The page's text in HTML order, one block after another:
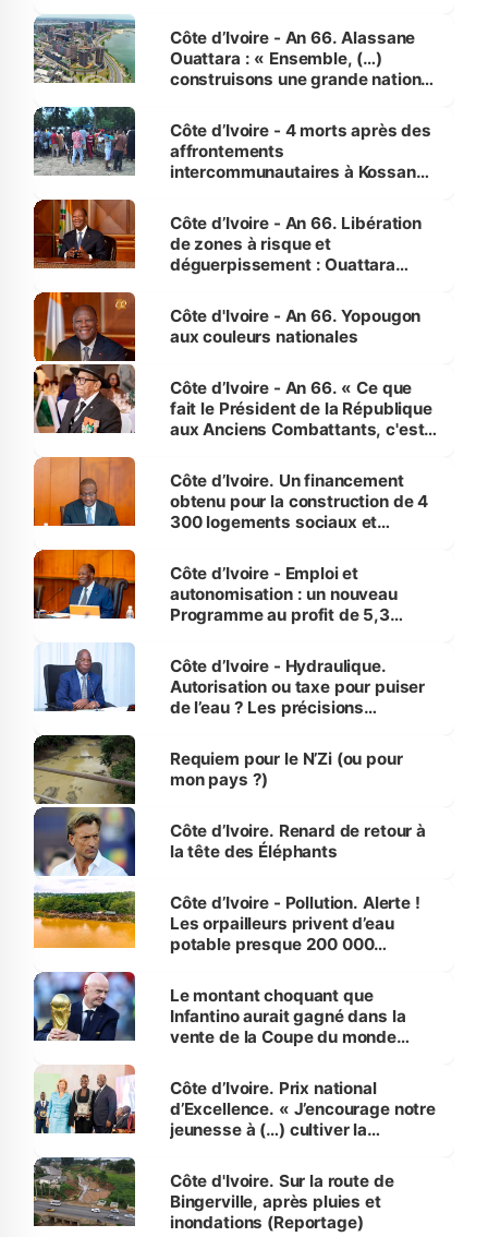
enfants
Côte d’Ivoire - An 66. Alassane
Ouattara : « Ensemble, (…)
construisons une grande nation
générations futures »
Côte d’Ivoire - 4 morts après des
affrontements
intercommunautaires à Kossandji
milieu des sinistrés
Côte d’Ivoire - An 66. Libération
de zones à risque et
déguerpissement : Ouattara
l'Etat de droit pour préserver les
vies humaines »
Côte d'Ivoire - An 66. Yopougon
aux couleurs nationales
Côte d’Ivoire - An 66. « Ce que
fait le Président de la République
aux Anciens Combattants, c'est
Côte d’Ivoire. Un financement
obtenu pour la construction de 4
300 logements sociaux et
et Yamoussoukro
Côte d’Ivoire - Emploi et
autonomisation : un nouveau
Programme au profit de 5,3
Côte d’Ivoire - Hydraulique.
Autorisation ou taxe pour puiser
de l’eau ? Les précisions
Requiem pour le N’Zi (ou pour
mon pays ?)
Côte d’Ivoire. Renard de retour à
la tête des Éléphants
Côte d’Ivoire - Pollution. Alerte !
Les orpailleurs privent d’eau
potable presque 200 000
Le montant choquant que
Infantino aurait gagné dans la
vente de la Coupe du monde
Côte d’Ivoire. Prix national
d’Excellence. « J’encourage notre
jeunesse à (…) cultiver la
(Alassane Ouattara
Côte d'Ivoire. Sur la route de
Bingerville, après pluies et
inondations (Reportage)